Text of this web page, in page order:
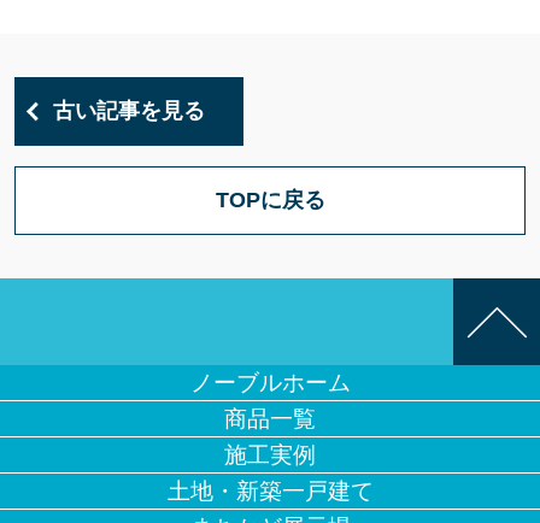
古い記事を見る
TOPに戻る
ノーブルホーム
商品一覧
施工実例
土地・新築一戸建て